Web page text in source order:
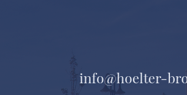
info@hoelter-